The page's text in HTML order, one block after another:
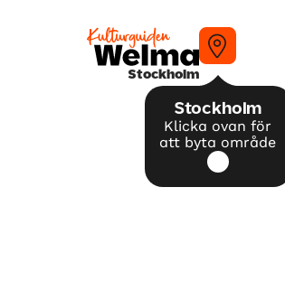
Stockholm
Stockholm
Klicka ovan för
att byta område